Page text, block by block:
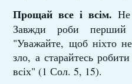
Прощай все і всім.
Завжди роби
"Уважайте, щоб ніхто
зло, а старайтесь
всіх" (1 Сол. 5, 15).